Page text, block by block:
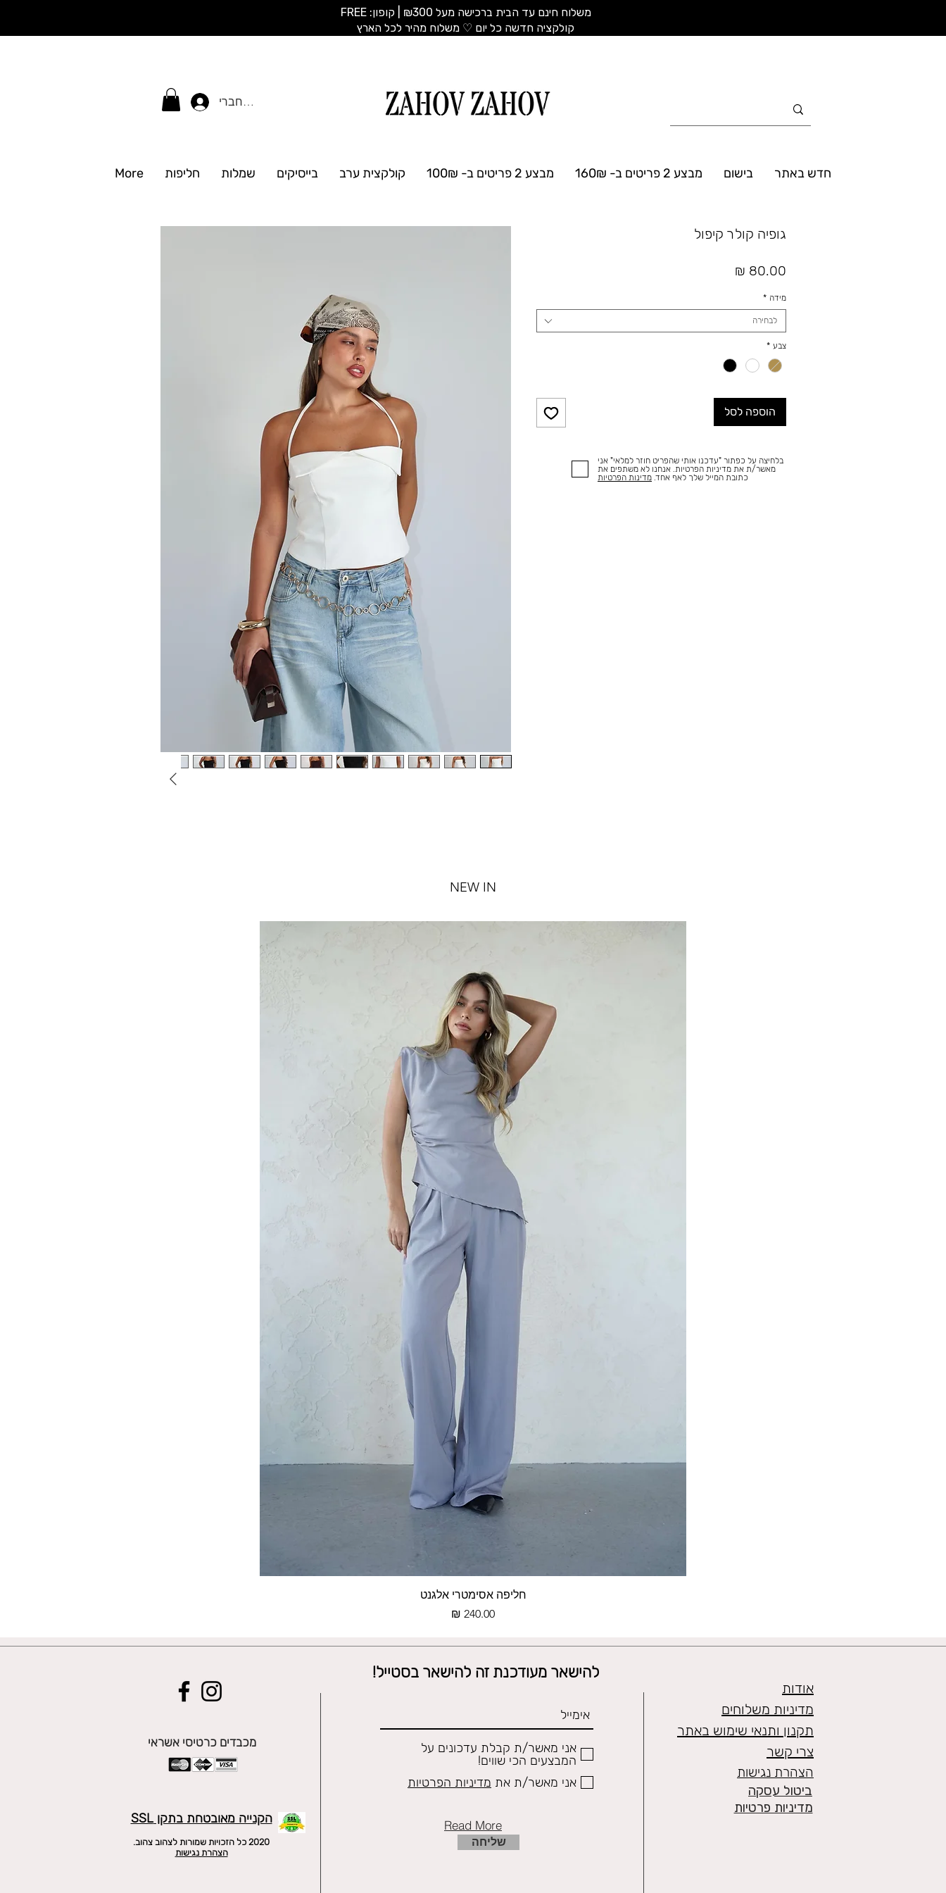
משלוח חינם עד הבית ברכישה מעל ₪300 | קופון: FREE
​קולקציה חדשה כל יום ♡ משלוח מהיר לכל הארץ
התחברי
חדש באתר בישום מבצע 2 פריטים ב- 160₪ מבצע 2 פריטים ב- 100₪ קולקצית ערב בייסיקים שמלות חליפות More
גופיה קולר קיפול
מידה *
לבחירה
צבע *
הוספה לסל
בלחיצה על כפתור "עדכנו אותי שהפריט חוזר למלאי" אני
מאשר/ת את מדיניות הפרטיות. אנחנו לא משתפים את
כתובת המייל שלך לאף אחד. מדינות הפרטיות
NEW IN
תצוגה מהירה
חליפה אסימטרי אלגנט
מחיר
מכבדים כרטיסי אשראי
הקנייה מאובטחת בתקן SSL
2020 כל הזכויות שמורות לצהוב צהוב.
הצהרת נגישות
להישאר מעודכנת זה להישאר בסטייל!
אני מאשר/ת קבלת עדכונים על
המבצעים הכי שווים!
אני מאשר/ת את מדיניות הפרטיות
שליחה
אודות
מדיניות משלוחים
תקנון ותנאי שימוש באתר
צרי קשר
הצהרת נגישות
מדיניות פרטיות
ביטול עסקה
Read More